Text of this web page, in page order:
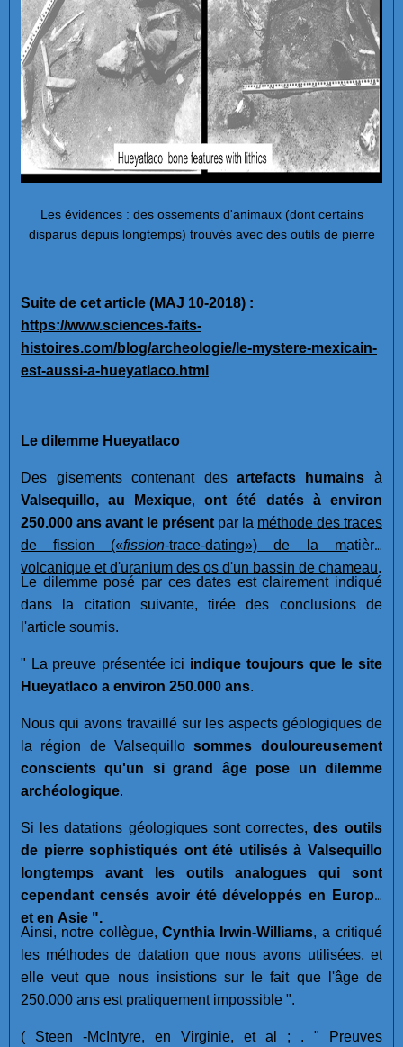
Les évidences : des ossements d'animaux (dont certains
disparus depuis longtemps) trouvés avec des outils de pierre
Suite de cet article (MAJ 10-2018) :
https://www.sciences-faits-
histoires.com/blog/archeologie/le-mystere-mexicain-
est-aussi-a-hueyatlaco.html
Le dilemme Hueyatlaco
Des gisements contenant des artefacts humains à
Valsequillo, au Mexique, ont été datés à environ
250.000 ans avant le présent par la méthode des traces
de fission («fission-trace-dating») de la matière
volcanique et d'uranium des os d'un bassin de chameau.
Le dilemme posé par ces dates est clairement indiqué
dans la citation suivante, tirée des conclusions de
l'article soumis.
" La preuve présentée ici indique toujours que le site
Hueyatlaco a environ 250.000 ans.
Nous qui avons travaillé sur les aspects géologiques de
la région de Valsequillo sommes douloureusement
conscients qu'un si grand âge pose un dilemme
archéologique.
Si les datations géologiques sont correctes, des outils
de pierre sophistiqués ont été utilisés à Valsequillo
longtemps avant les outils analogues qui sont
cependant censés avoir été développés en Europe
et en Asie ".
Ainsi, notre collègue, Cynthia Irwin-Williams, a critiqué
les méthodes de datation que nous avons utilisées, et
elle veut que nous insistions sur le fait que l'âge de
250.000 ans est pratiquement impossible ".
( Steen -McIntyre, en Virginie, et al ; . " Preuves